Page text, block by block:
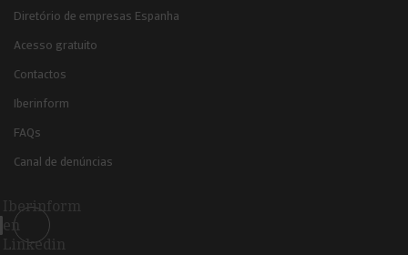
Diretório de empresas Espanha
Acesso gratuito
Contactos
Iberinform
FAQs
Canal de denúncias
Iberinform
en
Linkedin